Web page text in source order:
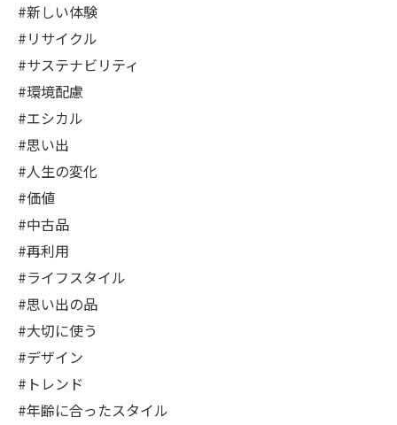
#新しい体験
#リサイクル
#サステナビリティ
#環境配慮
#エシカル
#思い出
#人生の変化
#価値
#中古品
#再利用
#ライフスタイル
#思い出の品
#大切に使う
#デザイン
#トレンド
#年齢に合ったスタイル